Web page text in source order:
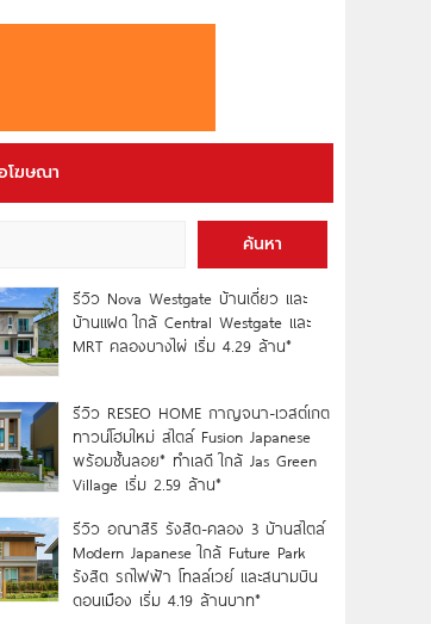
ฆษณา
ค้นหา
รีวิว Nova Westgate บ้านเดี่ยว และ
บ้านแฝด ใกล้ Central Westgate และ
MRT คลองบางไผ่ เริ่ม 4.29 ล้าน*
รีวิว RESEO HOME กาญจนา-เวสต์เกต
ทาวน์โฮมใหม่ สไตล์ Fusion Japanese
พร้อมชั้นลอย* ทำเลดี ใกล้ Jas Green
Village เริ่ม 2.59 ล้าน*
รีวิว อณาสิริ รังสิต-คลอง 3 บ้านสไตล์
Modern Japanese ใกล้ Future Park
รังสิต รถไฟฟ้า โทลล์เวย์ และสนามบิน
ดอนเมือง เริ่ม 4.19 ล้านบาท*